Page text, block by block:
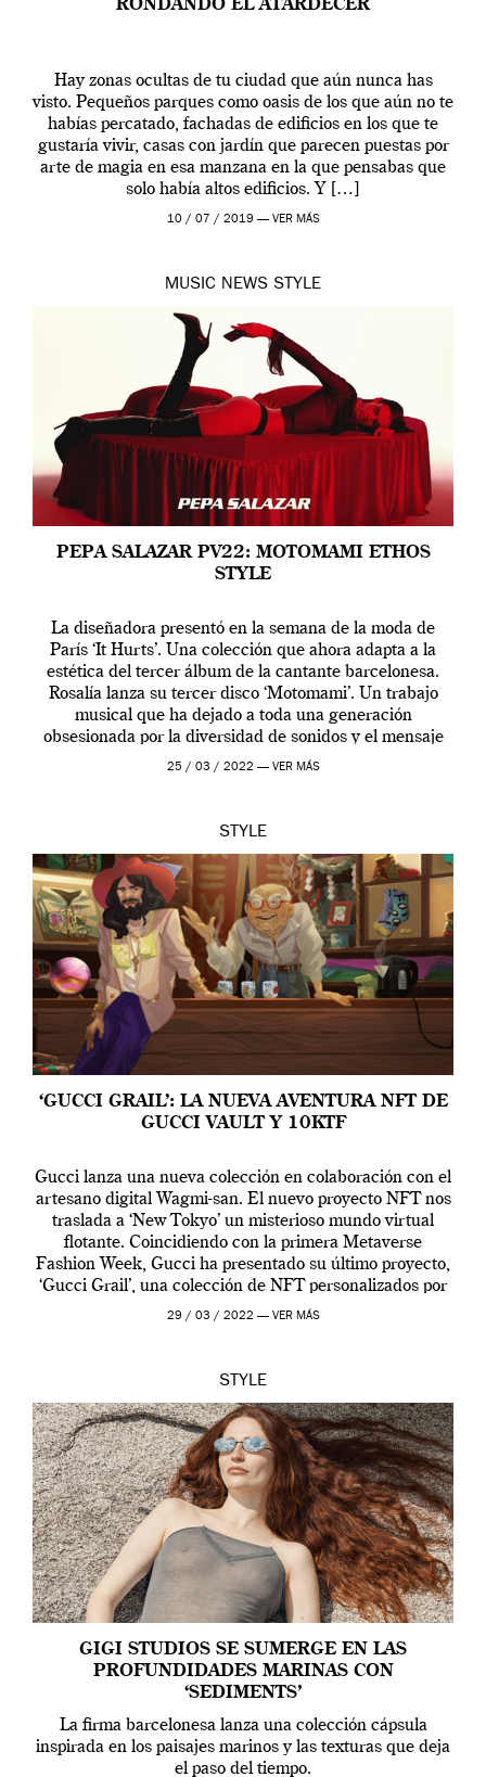
RONDANDO EL ATARDECER
Hay zonas ocultas de tu ciudad que aún nunca has
visto. Pequeños parques como oasis de los que aún no te
habías percatado, fachadas de edificios en los que te
gustaría vivir, casas con jardín que parecen puestas por
arte de magia en esa manzana en la que pensabas que
solo había altos edificios. Y […]
10 / 07 / 2019 — VER MÁS
MUSIC NEWS STYLE
PEPA SALAZAR PV22: MOTOMAMI ETHOS
STYLE
La diseñadora presentó en la semana de la moda de
París ‘It Hurts’. Una colección que ahora adapta a la
estética del tercer álbum de la cantante barcelonesa.
Rosalía lanza su tercer disco ‘Motomami’. Un trabajo
musical que ha dejado a toda una generación
obsesionada por la diversidad de sonidos y el mensaje
profundo que […]
25 / 03 / 2022 — VER MÁS
STYLE
‘GUCCI GRAIL’: LA NUEVA AVENTURA NFT DE
GUCCI VAULT Y 10KTF
Gucci lanza una nueva colección en colaboración con el
artesano digital Wagmi-san. El nuevo proyecto NFT nos
traslada a ‘New Tokyo’ un misterioso mundo virtual
flotante. Coincidiendo con la primera Metaverse
Fashion Week, Gucci ha presentado su último proyecto,
‘Gucci Grail’, una colección de NFT personalizados por
Alessandro Michele, director creativo de la casa italiana
29 / 03 / 2022 — VER MÁS
STYLE
GIGI STUDIOS SE SUMERGE EN LAS
PROFUNDIDADES MARINAS CON
‘SEDIMENTS’
La firma barcelonesa lanza una colección cápsula
inspirada en los paisajes marinos y las texturas que deja
el paso del tiempo.